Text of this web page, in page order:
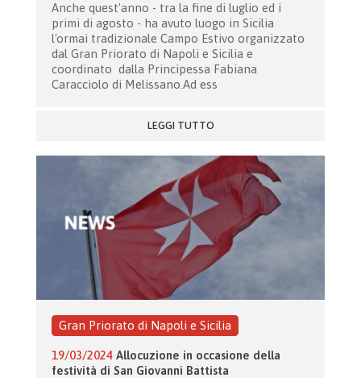
Anche quest'anno - tra la fine di luglio ed i
primi di agosto - ha avuto luogo in Sicilia
l'ormai tradizionale Campo Estivo organizzato
dal Gran Priorato di Napoli e Sicilia e
coordinato dalla Principessa Fabiana
Caracciolo di Melissano.Ad ess
LEGGI TUTTO
Gran Priorato di Napoli e Sicilia
19/03/2024 Allocuzione in occasione della
festività di San Giovanni Battista